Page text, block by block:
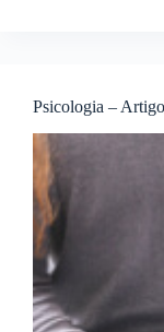
Psicologia –